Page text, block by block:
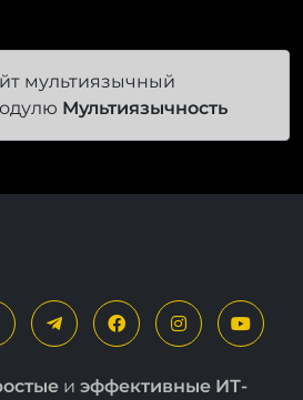
мультиязычный
Мультиязычность
и эффективные ИТ-